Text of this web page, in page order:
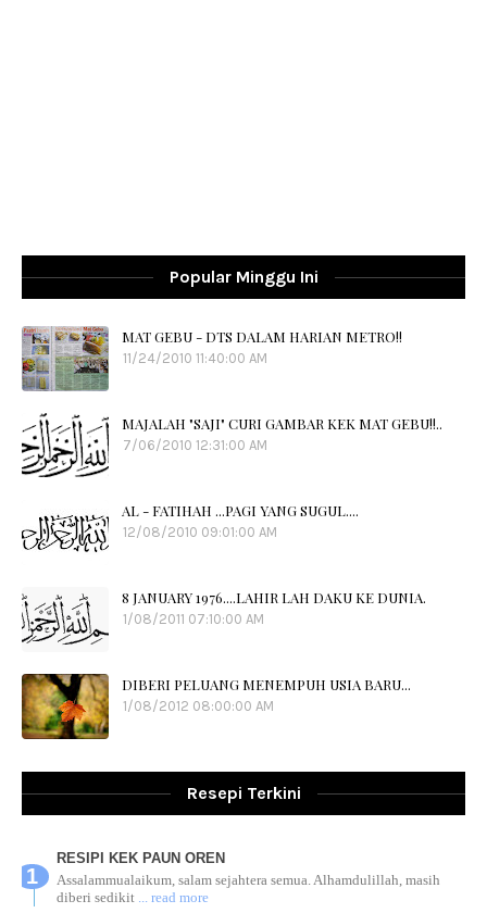
Popular Minggu Ini
MAT GEBU - DTS DALAM HARIAN METRO!!
11/24/2010 11:40:00 AM
MAJALAH "SAJI" CURI GAMBAR KEK MAT GEBU!!..
7/06/2010 12:31:00 AM
AL - FATIHAH ...PAGI YANG SUGUL....
12/08/2010 09:01:00 AM
8 JANUARY 1976....LAHIR LAH DAKU KE DUNIA.
1/08/2011 07:10:00 AM
DIBERI PELUANG MENEMPUH USIA BARU...
1/08/2012 08:00:00 AM
Resepi Terkini
RESIPI KEK PAUN OREN
Assalammualaikum, salam sejahtera semua. Alhamdulillah, masih
diberi sedikit ... read more